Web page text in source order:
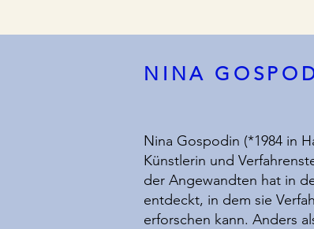
NINA
Nina Gospodin (*1984 in
Künstlerin und
der Angewandten hat in
entdeckt, in dem sie
erforschen kann. Anders